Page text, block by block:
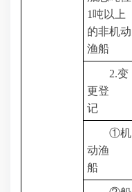
1 吨以上
的非机动
渔船
2.变
更登
记
①机
动渔
船